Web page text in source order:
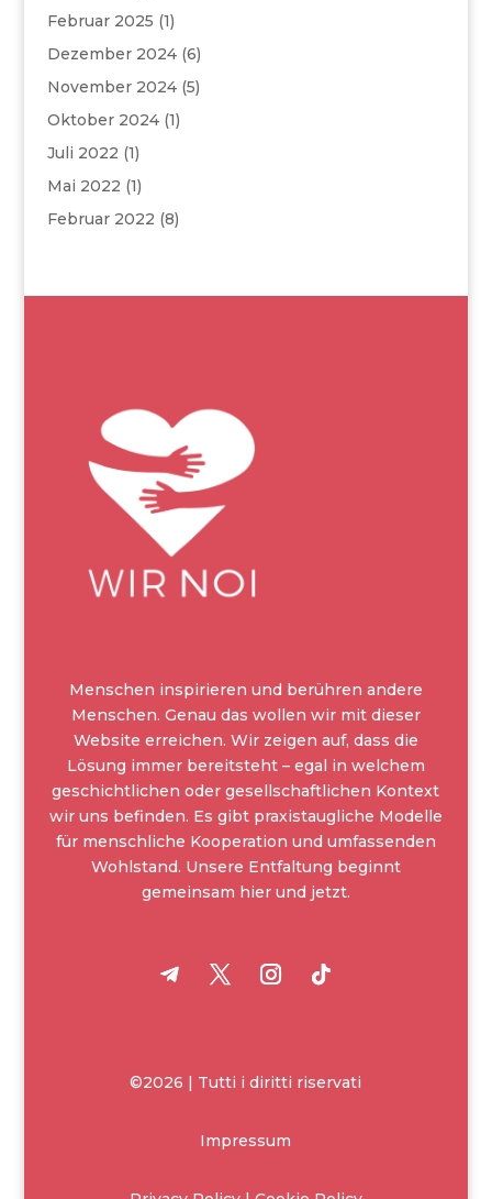
Februar 2025 (1)
Dezember 2024(6)
November 2024(5)
Oktober 2024(1)
Juli 2022 (1)
Mai 2022 (1)
Februar 2022 (8)
Menschen inspirieren und berühren andere
Menschen. Genau das wollen wir mit dieser
Website erreichen. Wir zeigen auf, dass die
Lösung immer bereitsteht – egal in welchem
geschichtlichen oder gesellschaftlichen Kontext
wir uns befinden. Es gibt praxistaugliche Modelle
für menschliche Kooperation und umfassenden
Wohlstand. Unsere Entfaltung beginnt
gemeinsam hier und jetzt.
©2026 | Tutti i diritti riservati
Impressum